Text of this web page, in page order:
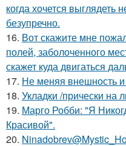
когда хочется выглядеть
безупречно.
16. Вот скажите мне
полей, заболоченного
скажет куда двигаться
17. Не меняя внешность
18. Укладки /прически на
19. Марго Робби: "Я
Красивой".
20.